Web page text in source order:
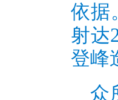
依据
射达
登峰
众